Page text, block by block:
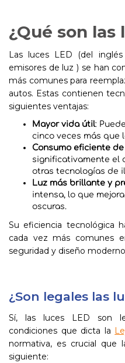
¿Qué son las
Las luces LED (del
emisores de luz ) se han
más comunes para
autos. Estas contienen
siguientes ventajas:
Mayor vida útil:
cinco veces más que
Consumo eficiente
significativamente el
otras tecnologías de
Luz más brillante y
intensa, lo que
oscuras.
Su eficiencia tecnológica
cada vez más comunes
seguridad y diseño
¿Son legales las
Sí, las luces LED son
condiciones que dicta la
normativa, es crucial que
siguiente: